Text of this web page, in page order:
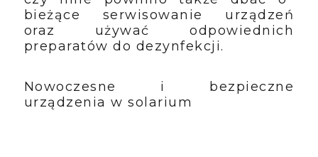
bieżące serwisowanie urządzeń
oraz używać odpowiednich
preparatów do dezynfekcji.
Nowoczesne i bezpieczne
urządzenia w solarium